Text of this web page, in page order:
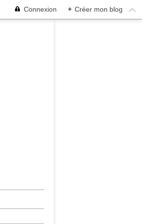
Connexion + Créer mon blog